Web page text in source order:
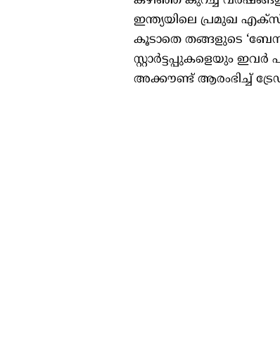
ഇന്ത്യയിലെ പ്രമുഖ
കൂടാതെ തങ്ങളുടെ
സ്റ്റാർട്ടപ്പുകളെയും
അക്കൗണ്ട് ആരംഭിച്ച്